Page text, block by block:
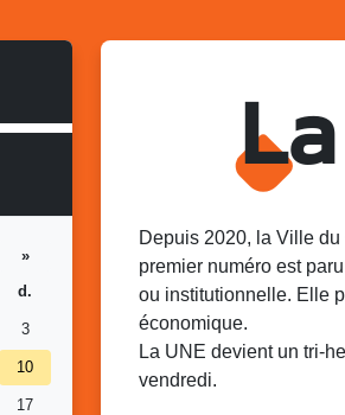
»
d.
3
10
17
Depuis 2020, la Ville
premier numéro est
ou institutionnelle. Elle
économique.
La UNE devient un tri-
vendredi.